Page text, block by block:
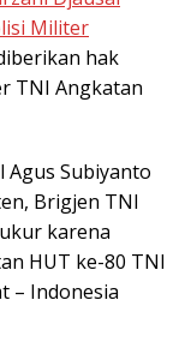
Militer
hak
TNI Angkatan
Agus Subiyanto
Brigjen TNI
karena
HUT ke-80 TNI
– Indonesia